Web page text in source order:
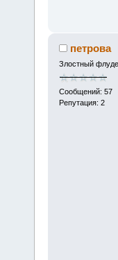
петрова
Злостный
Сообщений: 57
Репутация: 2